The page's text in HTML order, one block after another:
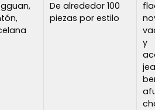
De alrededor 100
piezas por estilo
y